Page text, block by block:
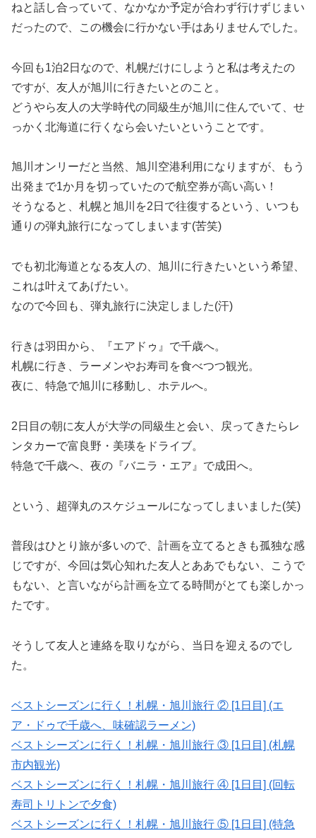
ねと話し合っていて、なかなか予定が合わず行けずじまい
だったので、この機会に行かない手はありませんでした。
今回も1泊2日なので、札幌だけにしようと私は考えたの
ですが、友人が旭川に行きたいとのこと。
どうやら友人の大学時代の同級生が旭川に住んでいて、せ
っかく北海道に行くなら会いたいということです。
旭川オンリーだと当然、旭川空港利用になりますが、もう
出発まで1か月を切っていたので航空券が高い高い！
そうなると、札幌と旭川を2日で往復するという、いつも
通りの弾丸旅行になってしまいます(苦笑)
でも初北海道となる友人の、旭川に行きたいという希望、
これは叶えてあげたい。
なので今回も、弾丸旅行に決定しました(汗)
行きは羽田から、『エアドゥ』で千歳へ。
札幌に行き、ラーメンやお寿司を食べつつ観光。
夜に、特急で旭川に移動し、ホテルへ。
2日目の朝に友人が大学の同級生と会い、戻ってきたらレ
ンタカーで富良野・美瑛をドライブ。
特急で千歳へ、夜の『バニラ・エア』で成田へ。
という、超弾丸のスケジュールになってしまいました(笑)
普段はひとり旅が多いので、計画を立てるときも孤独な感
じですが、今回は気心知れた友人とああでもない、こうで
もない、と言いながら計画を立てる時間がとても楽しかっ
たです。
そうして友人と連絡を取りながら、当日を迎えるのでし
た。
ベストシーズンに行く！札幌・旭川旅行 ② [1日目] (エ
ア・ドゥで千歳へ、味確認ラーメン)
ベストシーズンに行く！札幌・旭川旅行 ③ [1日目] (札幌
市内観光)
ベストシーズンに行く！札幌・旭川旅行 ④ [1日目] (回転
寿司トリトンで夕食)
ベストシーズンに行く！札幌・旭川旅行 ⑤ [1日目] (特急